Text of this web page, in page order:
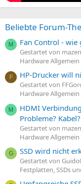
Beliebte Forum-
M Fan Control - wie
Gestartet von
Hardware Allgemein
F HP-Drucker will
Gestartet von
Hardware Allgemein
M
HDMI
Probleme?
Gestartet von
Hardware Allgemein
G SSD wird nicht
Gestartet von
Festplatten, SSDs